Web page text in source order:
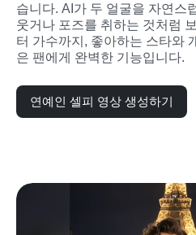
습니다. AI가 두 얼굴을 자연스
웃거나 포즈를 취하는 것처럼
터 가수까지, 좋아하는 스타와
은 팬에게 완벽한 기능입니다.
연예인 셀피 영상 생성하기